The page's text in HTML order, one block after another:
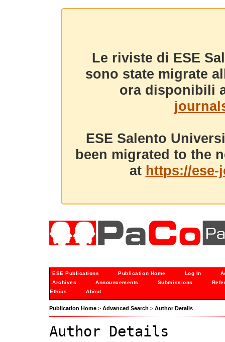
Le riviste di ESE
sono state migrate
ora disponibili
ESE Salento
been migrated to the
at https://
ESE Publications Publication Home Log In
Archives
Announcements Submissions
Ethics
About
Publication Home > Advanced Search > Author Details
Author Details